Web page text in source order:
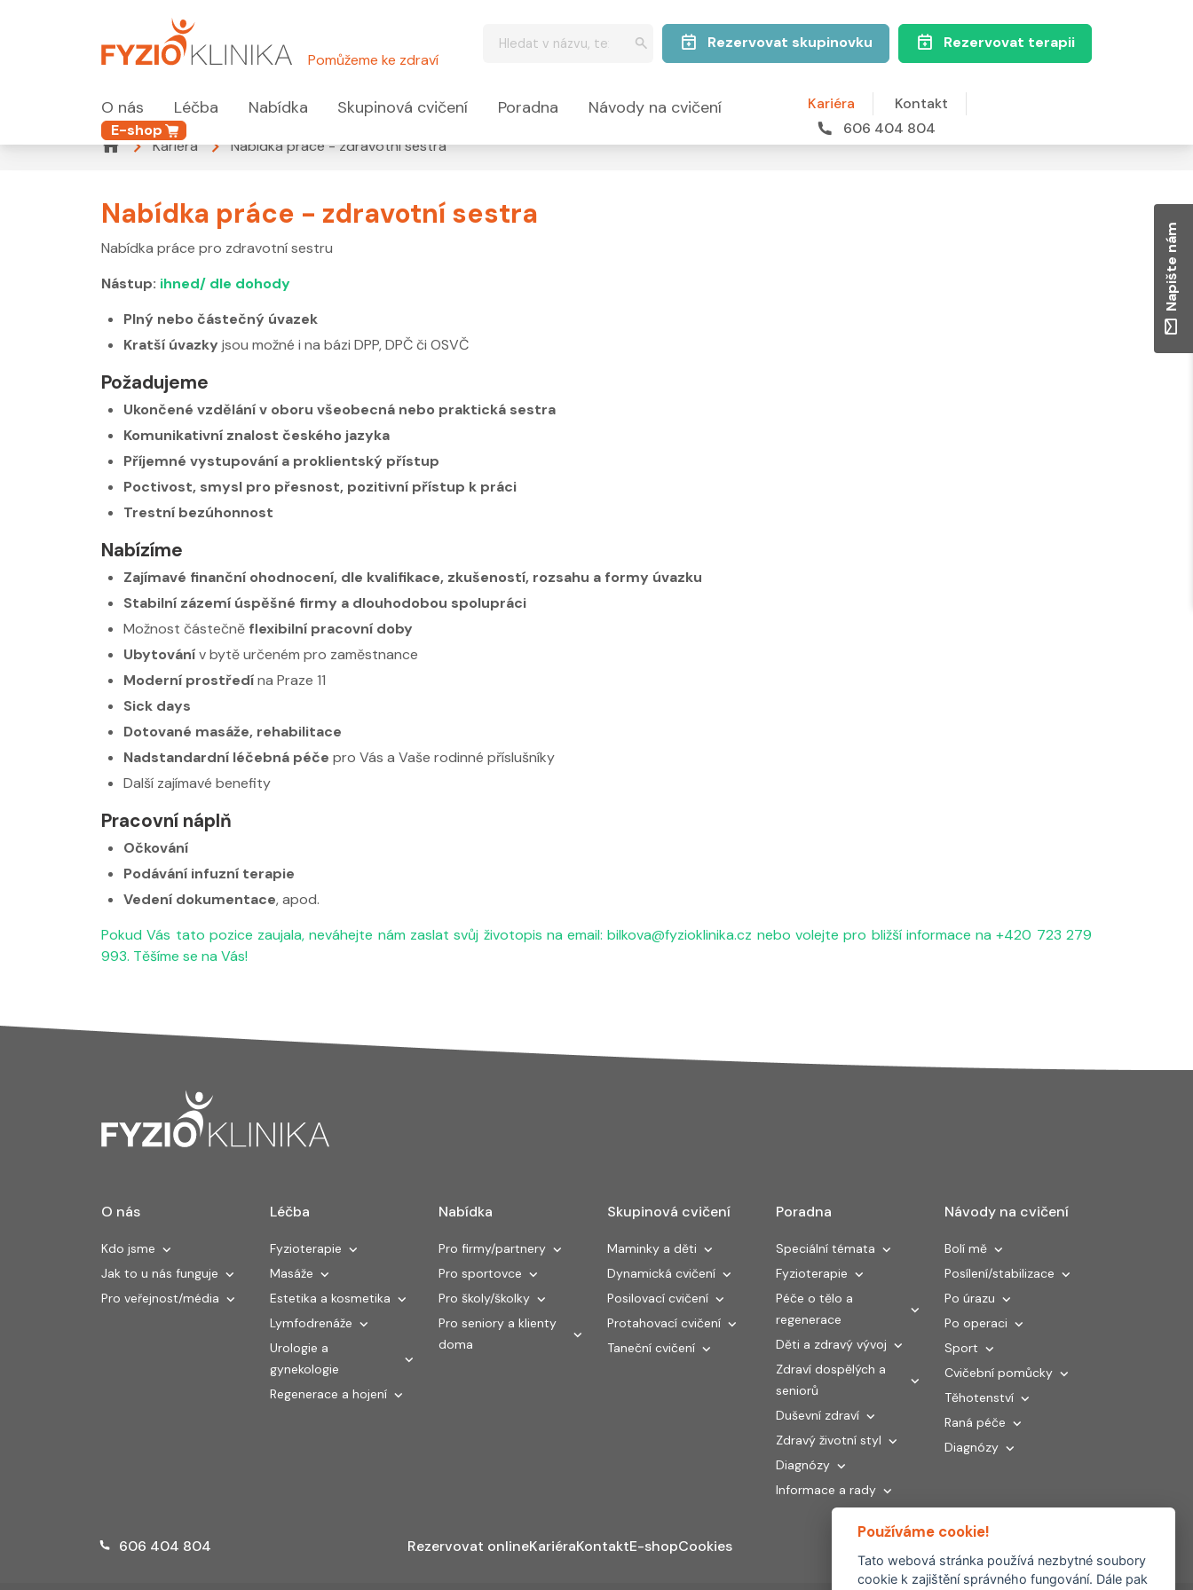
Pomůžeme ke zdraví
Rezervovat skupinovku Rezervovat terapii
O nás Léčba Nabídka Skupinová cvičení Poradna Návody na cvičení
E-shop
Kariéra
Kontakt
606 404 804
Kariera
Nabídka práce - zdravotní sestra
Nabídka práce - zdravotní sestra
Nabídka práce pro zdravotní sestru
Nástup: ihned/ dle dohody
Plný nebo částečný úvazek
Kratší úvazky jsou možné i na bázi DPP, DPČ či OSVČ
Požadujeme
Ukončené vzdělání v oboru všeobecná nebo praktická sestra
Komunikativní znalost českého jazyka
Příjemné vystupování a proklientský přístup
Poctivost, smysl pro přesnost, pozitivní přístup k práci
Trestní bezúhonnost
Nabízíme
Zajímavé finanční ohodnocení, dle kvalifikace, zkušeností, rozsahu a formy úvazku
Stabilní zázemí úspěšné firmy a dlouhodobou spolupráci
Možnost částečně flexibilní pracovní doby
Ubytovánív bytě určeném pro zaměstnance
Moderní prostředína Praze 11
Sick days
Dotované masáže, rehabilitace
Nadstandardní léčebná péče pro Vás a Vaše rodinné příslušníky
Další zajímavé benefity
Pracovní náplň
Očkování
Podávání infuzní terapie
Vedení dokumentace, apod.
Pokud Vás tato pozice zaujala, neváhejte nám zaslat svůj životopis na email: bilkova@fyzioklinika.cz nebo volejte pro bližší informace na +420 723 279
993. Těšíme se na Vás!
Napište nám
O nás
Kdo jsme
Jak to u nás funguje
Pro veřejnost/média
Léčba
Fyzioterapie
Masáže
Estetika a kosmetika
Lymfodrenáže
Urologie a
gynekologie
Regenerace a hojení
Nabídka
Pro firmy/partnery
Pro sportovce
Pro školy/školky
Pro seniory a klienty
doma
Skupinová cvičení
Maminky a děti
Dynamická cvičení
Posilovací cvičení
Protahovací cvičení
Taneční cvičení
Poradna
Speciální témata
Fyzioterapie
Péče o tělo a
regenerace
Děti a zdravý vývoj
Zdraví dospělých a
seniorů
Duševní zdraví
Zdravý životní styl
Diagnózy
Informace a rady
Návody na cvičení
Bolí mě
Posílení/stabilizace
Po úrazu
Po operaci
Sport
Cvičební pomůcky
Těhotenství
Raná péče
Diagnózy
606 404 804 Rezervovat onlineKariéraKontaktE-shopCookies
Používáme cookie!
Tato webová stránka používá nezbytné soubory
cookie k zajištění správného fungování. Dále pak